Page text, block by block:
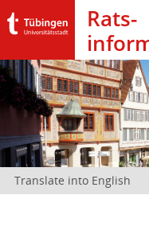
Rats­
Translate into English